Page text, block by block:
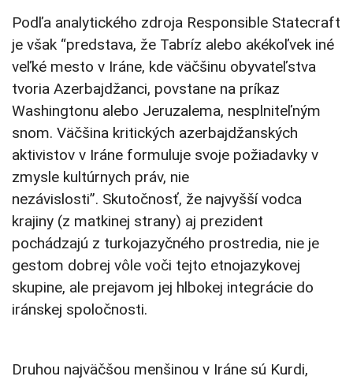
Podľa analytického zdroja Responsible Statecraft
je však “predstava, že Tabríz alebo akékoľvek iné
veľké mesto v Iráne, kde väčšinu obyvateľstva
tvoria Azerbajdžanci, povstane na príkaz
Washingtonu alebo Jeruzalema, nesplniteľným
snom. Väčšina kritických azerbajdžanských
aktivistov v Iráne formuluje svoje požiadavky v
zmysle kultúrnych práv, nie
nezávislosti”. Skutočnosť, že najvyšší vodca
krajiny (z matkinej strany) aj prezident
pochádzajú z turkojazyčného prostredia, nie je
gestom dobrej vôle voči tejto etnojazykovej
skupine, ale prejavom jej hlbokej integrácie do
iránskej spoločnosti.
Druhou najväčšou menšinou v Iráne sú Kurdi,